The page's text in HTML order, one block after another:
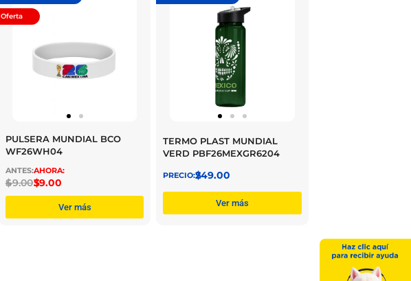
Oferta
PULSERA MUNDIAL BCO
WF26WH04
$
49.00$
39.00
Ver más
TERMO PLAST MUNDIAL
VERD PBF26MEXGR6204
$
249.00
Ver más